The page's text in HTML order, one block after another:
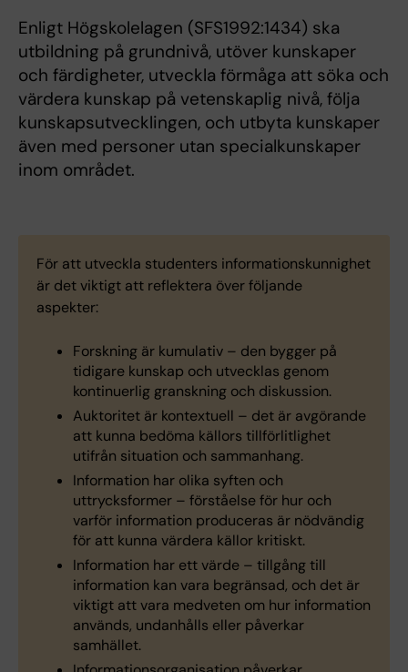
Enligt Högskolelagen (SFS1992:1434) ska
utbildning på grundnivå, utöver kunskaper
och färdigheter, utveckla förmåga att söka och
värdera kunskap på vetenskaplig nivå, följa
kunskapsutvecklingen, och utbyta kunskaper
även med personer utan specialkunskaper
inom området.
För att utveckla studenters informationskunnighet
är det viktigt att reflektera över följande
aspekter:
Forskning är kumulativ – den bygger på
tidigare kunskap och utvecklas genom
kontinuerlig granskning och diskussion.
Auktoritet är kontextuell – det är avgörande
att kunna bedöma källors tillförlitlighet
utifrån situation och sammanhang.
Information har olika syften och
uttrycksformer – förståelse för hur och
varför information produceras är nödvändig
för att kunna värdera källor kritiskt.
Information har ett värde – tillgång till
information kan vara begränsad, och det är
viktigt att vara medveten om hur information
används, undanhålls eller påverkar
samhället.